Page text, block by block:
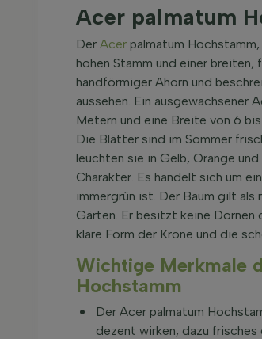
Acer palmatum
Der Acer palmatum
hohen Stamm und einer
handförmiger Ahorn und
aussehen. Ein ausgewachsener
Metern und eine Breite von 6
Die Blätter sind im Sommer
leuchten sie in Gelb, Orange
Charakter. Es handelt sich um
immergrün ist. Der Baum gilt
Gärten. Er besitzt keine
klare Form der Krone und die
Wichtige Merkmale
Hochstamm
Der Acer palmatum
dezent wirken, dazu